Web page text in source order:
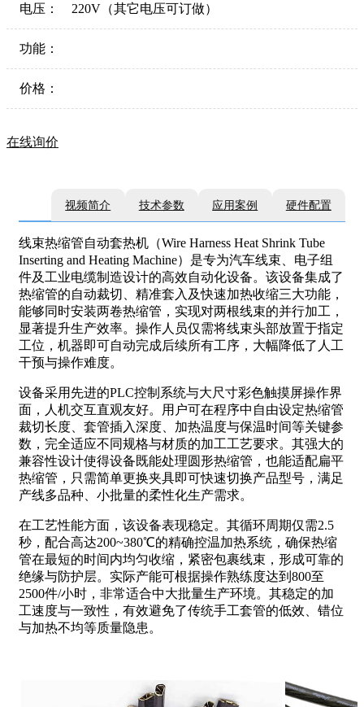
电压： 220V（其它电压可订做）
功能：
价格：
在线询价
视频简介 技术参数 应用案例 硬件配置
线束热缩管自动套热机（Wire Harness Heat Shrink Tube
Inserting and Heating Machine）是专为汽车线束、电子组
件及工业电缆制造设计的高效自动化设备。该设备集成了
热缩管的自动裁切、精准套入及快速加热收缩三大功能，
能够同时安装两卷热缩管，实现对两根线束的并行加工，
显著提升生产效率。操作人员仅需将线束头部放置于指定
工位，机器即可自动完成后续所有工序，大幅降低了人工
干预与操作难度。
设备采用先进的PLC控制系统与大尺寸彩色触摸屏操作界
面，人机交互直观友好。用户可在程序中自由设定热缩管
裁切长度、套管插入深度、加热温度与保温时间等关键参
数，完全适应不同规格与材质的加工工艺要求。其强大的
兼容性设计使得设备既能处理圆形热缩管，也能适配扁平
热缩管，只需简单更换夹具即可快速切换产品型号，满足
产线多品种、小批量的柔性化生产需求。
在工艺性能方面，该设备表现稳定。其循环周期仅需2.5
秒，配合高达200~380℃的精确控温加热系统，确保热缩
管在最短的时间内均匀收缩，紧密包裹线束，形成可靠的
绝缘与防护层。实际产能可根据操作熟练度达到800至
2500件/小时，非常适合中大批量生产环境。其稳定的加
工速度与一致性，有效避免了传统手工套管的低效、错位
与加热不均等质量隐患。